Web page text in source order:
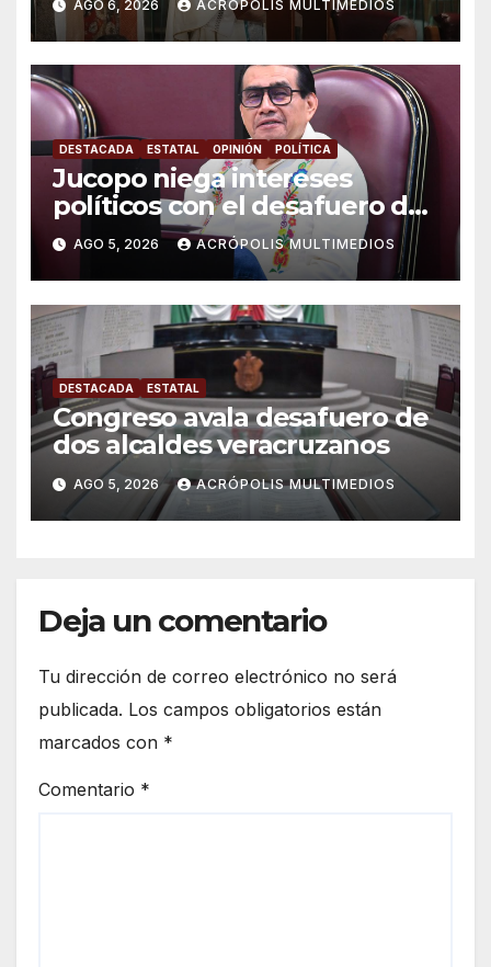
AGO 6, 2026 ACRÓPOLIS MULTIMEDIOS
DESTACADA ESTATAL OPINIÓN POLÍTICA
Jucopo niega intereses
políticos con el desafuero de
alcaldes
AGO 5, 2026 ACRÓPOLIS MULTIMEDIOS
DESTACADA ESTATAL
Congreso avala desafuero de
dos alcaldes veracruzanos
AGO 5, 2026 ACRÓPOLIS MULTIMEDIOS
Deja un comentario
Tu dirección de correo electrónico no será
publicada. Los campos obligatorios están
marcados con *
Comentario *